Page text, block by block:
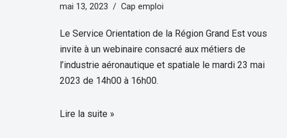
mai 13, 2023 Cap emploi
Le Service Orientation de la Région Grand Est vous
invite à un webinaire consacré aux métiers de
l’industrie aéronautique et spatiale le mardi 23 mai
2023 de 14h00 à 16h00.
Lire la suite »